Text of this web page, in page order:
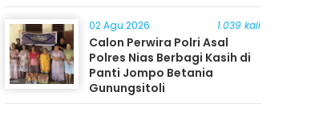
02 Agu 2026 1.039 kali
Calon Perwira Polri Asal
Polres Nias Berbagi Kasih di
Panti Jompo Betania
Gunungsitoli